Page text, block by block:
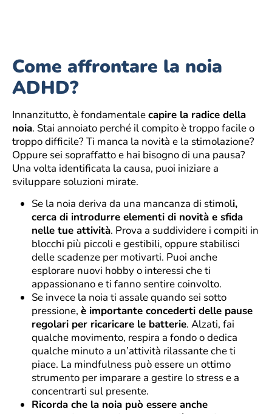
Come affrontare la noia
ADHD?
Innanzitutto, è fondamentalecapire la radice della
noia. Stai annoiato perché il compito è troppo facile o
troppo difficile? Ti manca la novità e la stimolazione?
Oppure sei sopraffatto e hai bisogno di una pausa?
Una volta identificata la causa, puoi iniziare a
sviluppare soluzioni mirate.
Se la noia deriva da una mancanza di stimoli,
cerca di introdurre elementi di novità e sfida
nelle tue attività. Prova a suddividere i compiti in
blocchi più piccoli e gestibili, oppure stabilisci
delle scadenze per motivarti. Puoi anche
esplorare nuovi hobby o interessi che ti
appassionano e ti fanno sentire coinvolto.
Se invece la noia ti assale quando sei sotto
pressione, è importante concederti delle pause
regolari per ricaricare le batterie. Alzati, fai
qualche movimento, respira a fondo o dedica
qualche minuto a un’attività rilassante che ti
piace. La mindfulness può essere un ottimo
strumento per imparare a gestire lo stress e a
concentrarti sul presente.
Ricorda che la noia può essere anche